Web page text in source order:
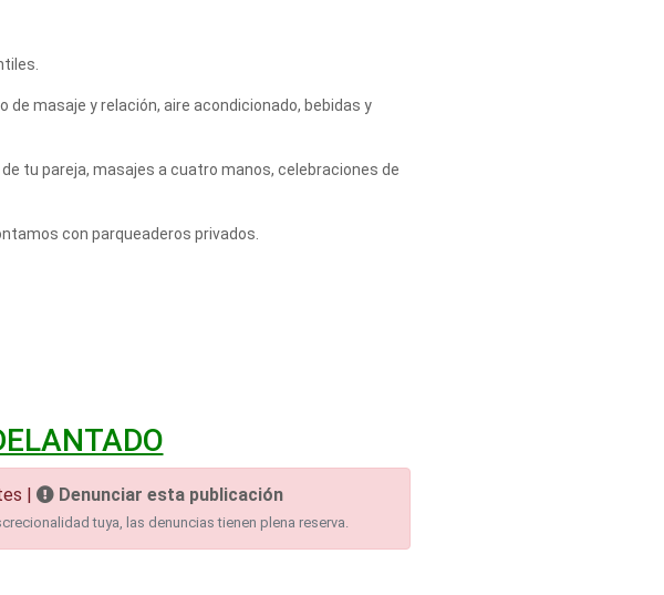
masaje y relación, aire acondicionado, bebidas y
tu pareja, masajes a cuatro manos, celebraciones de
con parqueaderos privados.
| Denunciar esta publicación
tuya, las denuncias tienen plena reserva.